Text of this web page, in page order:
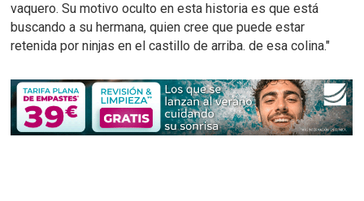
vaquero. Su motivo oculto en esta historia es que está
buscando a su hermana, quien cree que puede estar
retenida por ninjas en el castillo de arriba. de esa colina."